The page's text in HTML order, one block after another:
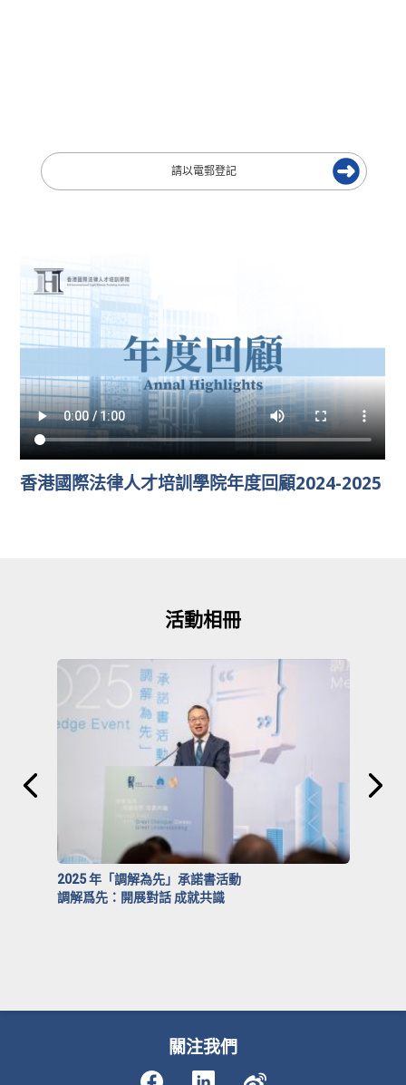
香港國際法律人才培訓學院年度回顧2024-2025
活動相冊
2025 年「調解為先」承諾書活動
調解爲先：開展對話 成就共識
關注我們